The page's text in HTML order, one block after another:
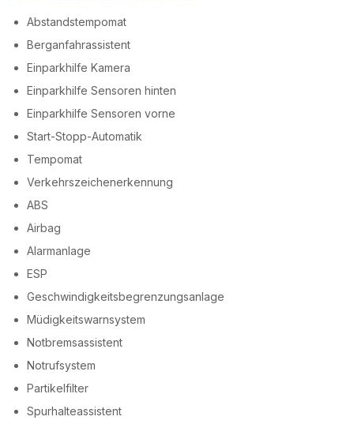
Abstandstempomat
Berganfahrassistent
Einparkhilfe Kamera
Einparkhilfe Sensoren hinten
Einparkhilfe Sensoren vorne
Start-Stopp-Automatik
Tempomat
Verkehrszeichenerkennung
ABS
Airbag
Alarmanlage
ESP
Geschwindigkeitsbegrenzungsanlage
Müdigkeitswarnsystem
Notbremsassistent
Notrufsystem
Partikelfilter
Spurhalteassistent